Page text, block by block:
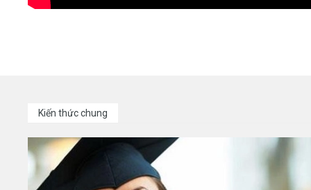
Kiến thức chung